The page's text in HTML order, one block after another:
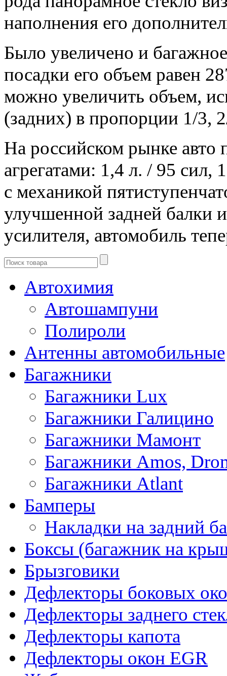
наполнения его
Было увеличено и
посадки его объем равен
можно увеличить объем,
(задних) в пропорции 1/3,
На российском рынке авто
агрегатами: 1,4 л. / 95
с механикой
улучшенной задней балки
усилителя, автомобиль
Автохимия
Автошампуни
Полироли
Антенны автомобильные
Багажники
Багажники Lux
Багажники Галицино
Багажники Мамонт
Багажники Amos,
Багажники Atlant
Бамперы
Накладки на задний
Боксы (багажник на
Брызговики
Дефлекторы боковых
Дефлекторы заднего
Дефлекторы капота
Дефлекторы окон EGR